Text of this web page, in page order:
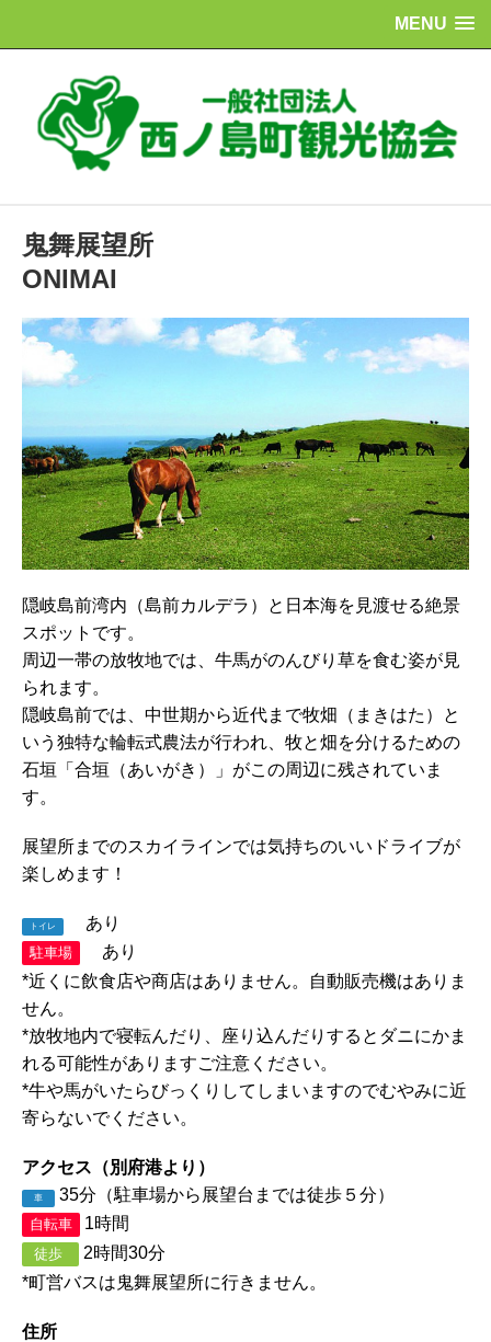
MENU
鬼舞展望所
ONIMAI
隠岐島前湾内（島前カルデラ）と日本海を見渡せる絶景
スポットです。
周辺一帯の放牧地では、牛馬がのんびり草を食む姿が見
られます。
隠岐島前では、中世期から近代まで牧畑（まきはた）と
いう独特な輪転式農法が行われ、牧と畑を分けるための
石垣「合垣（あいがき）」がこの周辺に残されていま
す。
展望所までのスカイラインでは気持ちのいいドライブが
楽しめます！
トイレ あり
駐車場
あり
*近くに飲食店や商店はありません。自動販売機はありま
せん。
*放牧地内で寝転んだり、座り込んだりするとダニにかま
れる可能性がありますご注意ください。
*牛や馬がいたらびっくりしてしまいますのでむやみに近
寄らないでください。
アクセス（別府港より）
車 35分（駐車場から展望台までは徒歩５分）
自転車 1時間
徒歩
2時間30分
*町営バスは鬼舞展望所に行きません。
住所